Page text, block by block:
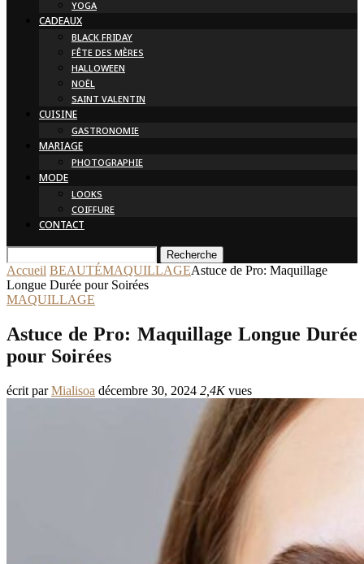
YOGA
CADEAUX
BLACK FRIDAY
FÊTE DES MÈRES
HALLOWEEN
NOËL
SAINT VALENTIN
CUISINE
GASTRONOMIE
MARIAGE
PHOTOGRAPHIE
MODE
LOOKS
COIFFURE
CONTACT
Recherche
Accueil BEAUTÉMAQUILLAGEAstuce de Pro: Maquillage
Longue Durée pour Soirées
MAQUILLAGE
Astuce de Pro: Maquillage Longue Durée
pour Soirées
écrit parMialisoa décembre 30, 2024 2,4Kvues